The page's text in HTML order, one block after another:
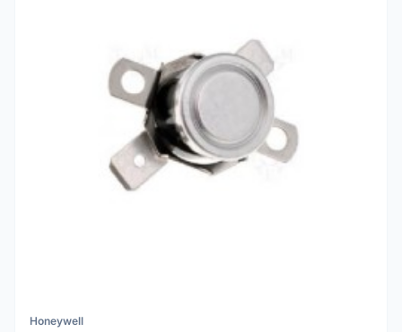
Honeywell